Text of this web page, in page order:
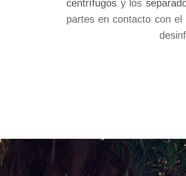
centrífugos y los
partes en contacto con